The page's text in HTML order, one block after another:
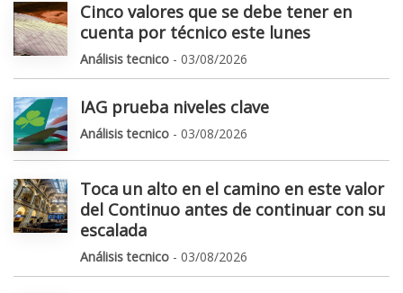
Cinco valores que se debe tener en
cuenta por técnico este lunes
Análisis tecnico - 03/08/2026
IAG prueba niveles clave
Análisis tecnico - 03/08/2026
Toca un alto en el camino en este valor
del Continuo antes de continuar con su
escalada
Análisis tecnico - 03/08/2026